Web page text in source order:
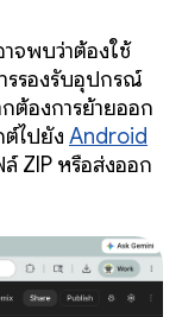
พบว่าต้องใช้
รรองรับอุปกรณ์
ต้องการย้ายออก
ต์ไปยัง Android
ZIP หรือส่งออก